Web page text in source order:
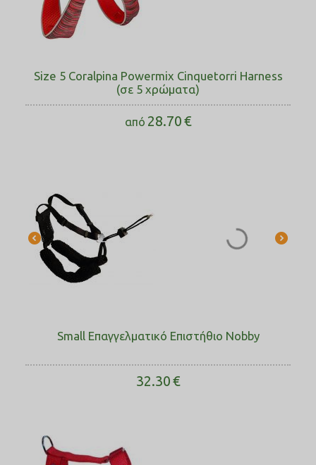
Size 5 Coralpina Powermix Cinquetorri Harness
(σε 5 χρώματα)
από 28.70€
Small Επαγγελματικό Επιστήθιο Νobby
32.30€